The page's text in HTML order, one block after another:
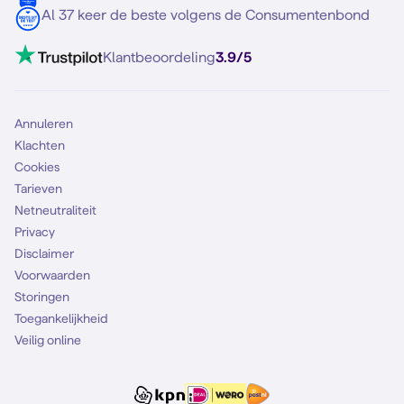
Mobiel internet
Mobiel abonnement
Contact
VoLTE 4G bellen
Al 37 keer de beste volgens de Consumentenbond
Klantbeoordeling3.9/5
Annuleren
Klachten
Cookies
Tarieven
Netneutraliteit
Privacy
Disclaimer
Voorwaarden
Storingen
Toegankelijkheid
Veilig online